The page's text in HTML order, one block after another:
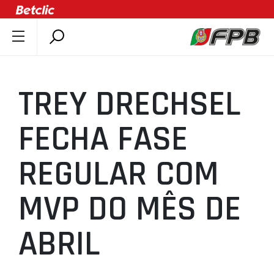
ÚLTIMAS
COMPETIÇÕES
ASSOCIAÇÕES
CLUBES
AGENTES
AGENDA
SELEÇÕES
MINIBASQUETE
TREY DRECHSEL
FECHA FASE
REGULAR COM
MVP DO MÊS DE
ABRIL